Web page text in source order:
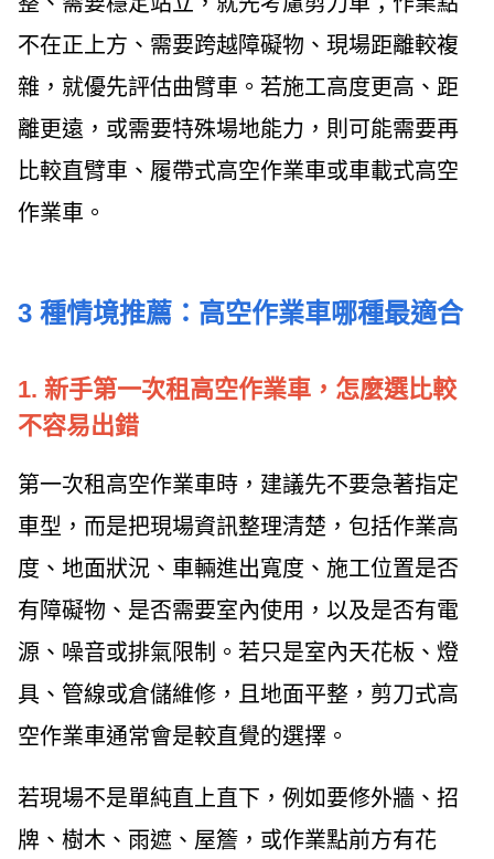
不在正上方、需要跨越障礙物、現場距離較複
雜，就優先評估曲臂車。若施工高度更高、距
離更遠，或需要特殊場地能力，則可能需要再
比較直臂車、履帶式高空作業車或車載式高空
作業車。
3 種情境推薦：高空作業車哪種最適合
1. 新手第一次租高空作業車，怎麼選比較
不容易出錯
第一次租高空作業車時，建議先不要急著指定
車型，而是把現場資訊整理清楚，包括作業高
度、地面狀況、車輛進出寬度、施工位置是否
有障礙物、是否需要室內使用，以及是否有電
源、噪音或排氣限制。若只是室內天花板、燈
具、管線或倉儲維修，且地面平整，剪刀式高
空作業車通常會是較直覺的選擇。
若現場不是單純直上直下，例如要修外牆、招
牌、樹木、雨遮、屋簷，或作業點前方有花